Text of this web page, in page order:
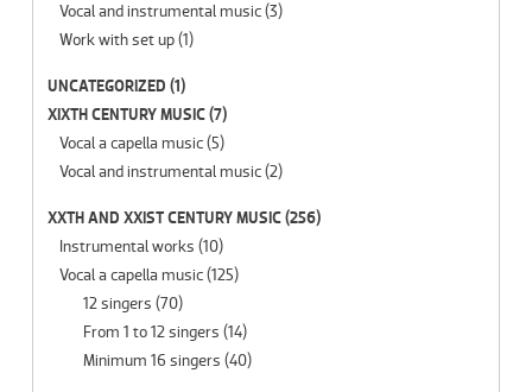
Vocal and instrumental music(3)
Work with set up(1)
UNCATEGORIZED (1)
XIXTH CENTURY MUSIC(7)
Vocal a capella music(5)
Vocal and instrumental music(2)
XXTH AND XXIST CENTURY MUSIC(256)
Instrumental works (10)
Vocal a capella music(125)
12 singers (70)
From 1 to 12 singers (14)
Minimum 16 singers (40)